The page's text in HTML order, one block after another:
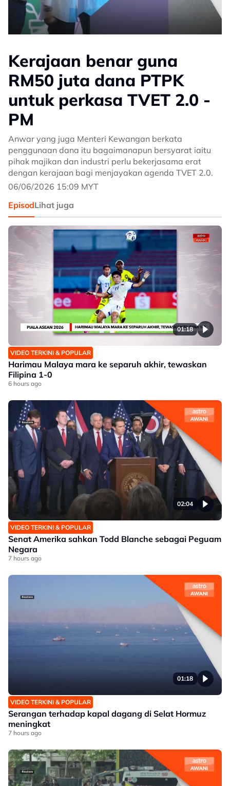
Kerajaan benar guna
RM50 juta dana PTPK
untuk perkasa TVET 2.0 -
PM
Anwar yang juga Menteri Kewangan berkata
penggunaan dana itu bagaimanapun bersyarat iaitu
pihak majikan dan industri perlu bekerjasama erat
dengan kerajaan bagi menjayakan agenda TVET 2.0.
06/06/2026 15:09 MYT
EpisodLihat juga
01:18
VIDEO TERKINI & POPULAR
Harimau Malaya mara ke separuh akhir, tewaskan
Filipina 1-0
6 hours ago
02:04
VIDEO TERKINI & POPULAR
Senat Amerika sahkan Todd Blanche sebagai Peguam
Negara
7 hours ago
01:18
VIDEO TERKINI & POPULAR
Serangan terhadap kapal dagang di Selat Hormuz
meningkat
7 hours ago